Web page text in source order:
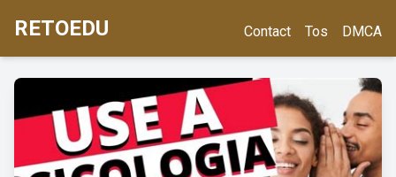
RETOEDU Contact Tos DMCA